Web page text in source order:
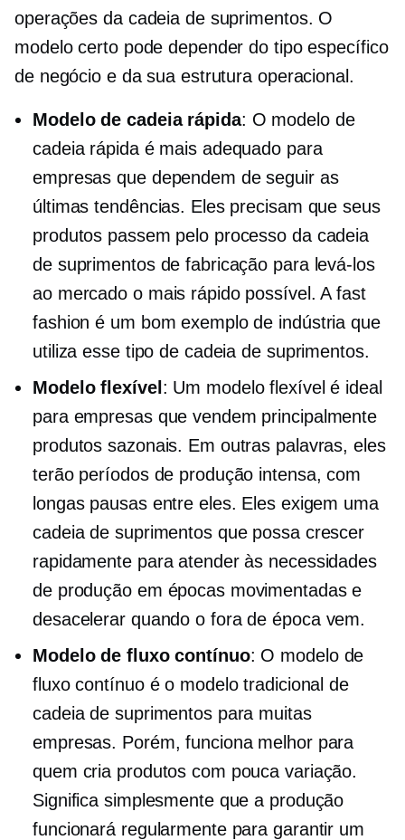
operações da cadeia de suprimentos. O
modelo certo pode depender do tipo específico
de negócio e da sua estrutura operacional.
Modelo de cadeia rápida: O modelo de
cadeia rápida é mais adequado para
empresas que dependem de seguir as
últimas tendências. Eles precisam que seus
produtos passem pelo processo da cadeia
de suprimentos de fabricação para levá-los
ao mercado o mais rápido possível. A fast
fashion é um bom exemplo de indústria que
utiliza esse tipo de cadeia de suprimentos.
Modelo flexível : Um modelo flexível é ideal
para empresas que vendem principalmente
produtos sazonais. Em outras palavras, eles
terão períodos de produção intensa, com
longas pausas entre eles. Eles exigem uma
cadeia de suprimentos que possa crescer
rapidamente para atender às necessidades
de produção em épocas movimentadas e
desacelerar quando o fora de épocavem.
Modelo de fluxo contínuo: O modelo de
fluxo contínuo é o modelo tradicional de
cadeia de suprimentos para muitas
empresas. Porém, funciona melhor para
quem cria produtos com pouca variação.
Significa simplesmente que a produção
funcionará regularmente para garantir um